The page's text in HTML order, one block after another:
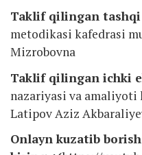
Taklif qilingan
metodikasi kafedrasi
Mizrobovna
Taklif qilingan ichki
nazariyasi va
Latipov Aziz
Onlayn kuzatib